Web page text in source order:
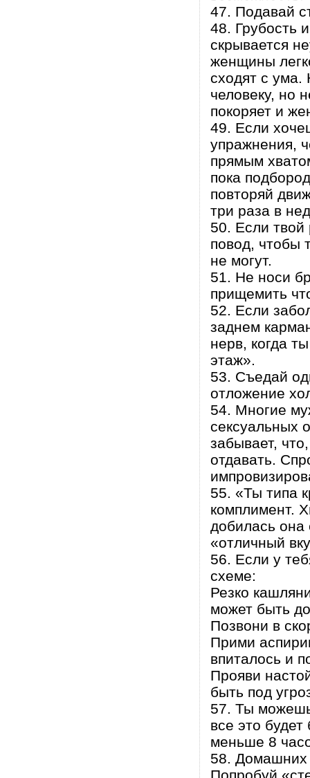
47. Подавай
48. Грубость
скрывается
женщины
сходят с ума.
человеку, но
покоряет и
49. Если
упражнения,
прямым
пока
повторяй
три раза в
50. Если
повод, чтобы
не могут.
51. Не носи
прищемить
52. Если
заднем
нерв, когда
этаж».
53. Съедай
отложение
54. Многие
сексуальных
забывает,
отдавать.
55. «Ты типа
комплимент.
добилась она
«отличный
56. Если у
схеме:
Резко
может быть
Позвони в
Прими
впиталось и
Прояви
быть под
57. Ты
все это
меньше 8
58. Домашних